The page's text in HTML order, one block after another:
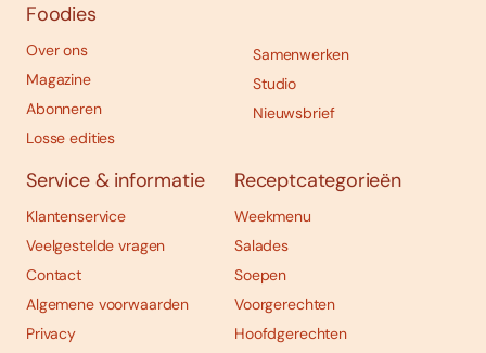
Foodies
Over ons
Magazine
Abonneren
Losse edities
Samenwerken
Studio
Nieuwsbrief
Service & informatie
Klantenservice
Veelgestelde vragen
Contact
Algemene voorwaarden
Privacy
Receptcategorieën
Weekmenu
Salades
Soepen
Voorgerechten
Hoofdgerechten